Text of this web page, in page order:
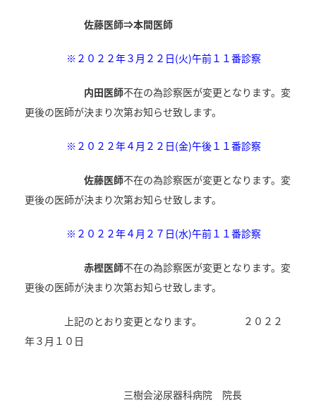
佐藤医師⇒本間医師
※２０２２年３月２２日(火)午前１１番診察
内田医師不在の為診察医が変更となります。変
更後の医師が決まり次第お知らせ致します。
※２０２２年４月２２日(金)午後１１番診察
佐藤医師不在の為診察医が変更となります。変
更後の医師が決まり次第お知らせ致します。
※２０２２年４月２７日(水)午前１１番診察
赤樫医師不在の為診察医が変更となります。変
更後の医師が決まり次第お知らせ致します。
上記のとおり変更となります。 ２０２２
年３月１０日
三樹会泌尿器科病院 院長